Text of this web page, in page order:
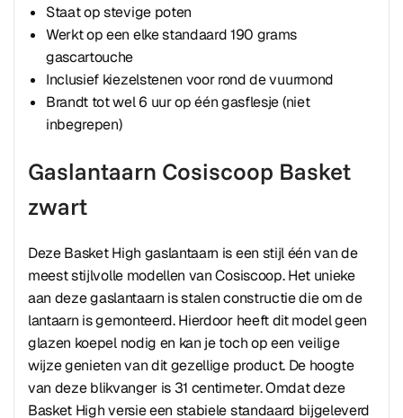
Staat op stevige poten
Werkt op een elke standaard 190 grams
gascartouche
Inclusief kiezelstenen voor rond de vuurmond
Brandt tot wel 6 uur op één gasflesje (niet
inbegrepen)
Gaslantaarn Cosiscoop Basket
zwart
Deze Basket High gaslantaarn is een stijl één van de
meest stijlvolle modellen van Cosiscoop. Het unieke
aan deze gaslantaarn is stalen constructie die om de
lantaarn is gemonteerd. Hierdoor heeft dit model geen
glazen koepel nodig en kan je toch op een veilige
wijze genieten van dit gezellige product. De hoogte
van deze blikvanger is 31 centimeter. Omdat deze
Basket High versie een stabiele standaard bijgeleverd